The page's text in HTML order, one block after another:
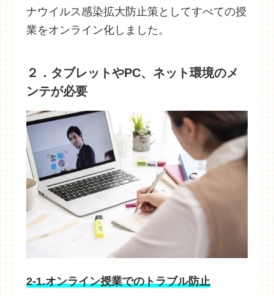
ナウイルス感染拡大防止策としてすべての授
業をオンライン化しました。
２．タブレットやPC、ネット環境のメ
ンテが必要
2-1.オンライン授業でのトラブル防止